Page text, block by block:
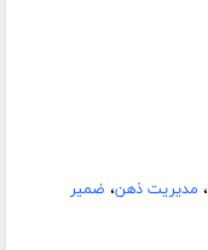
، مدیریت ذهن، ضمیر